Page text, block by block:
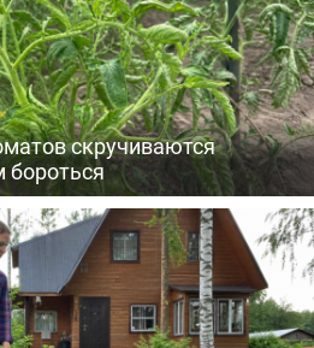
скручиваются
бороться